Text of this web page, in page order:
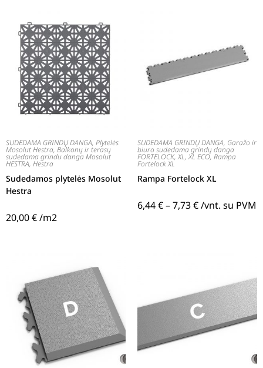
SUDEDAMA GRINDŲ DANGA, Plytelės
Mosolut Hestra, Balkonų ir terasų
sudedama grindu danga Mosolut
HESTRA, Hestra
Sudedamos plytelės Mosolut
Hestra
20,00€/m2
SUDEDAMA GRINDŲ DANGA, Garažo ir
biuro sudedama grindų danga
FORTELOCK,XL, XL ECO, Rampa
Fortelock XL
Rampa Fortelock XL
6,44€–7,73€/vnt. su PVM